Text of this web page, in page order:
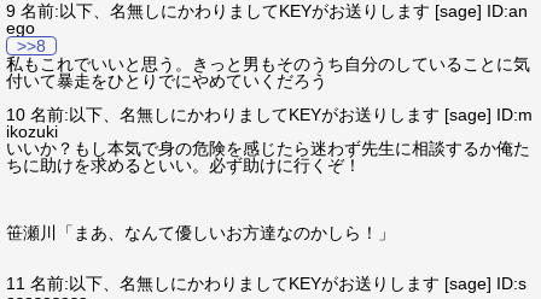
9 名前:以下、名無しにかわりましてKEYがお送りします [sage] ID:an
ego
>>8
私もこれでいいと思う。きっと男もそのうち自分のしていることに気
付いて暴走をひとりでにやめていくだろう
10 名前:以下、名無しにかわりましてKEYがお送りします [sage] ID:m
ikozuki
いいか？もし本気で身の危険を感じたら迷わず先生に相談するか俺た
ちに助けを求めるといい。必ず助けに行くぞ！
笹瀬川「まあ、なんて優しいお方達なのかしら！」
11 名前:以下、名無しにかわりましてKEYがお送りします [sage] ID:s